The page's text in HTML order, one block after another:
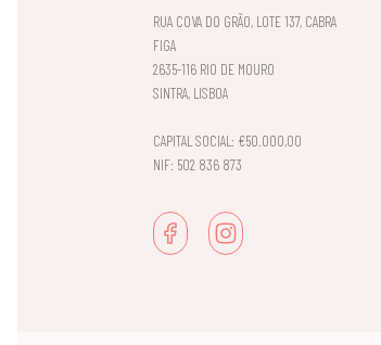
RUA COVA DO GRÃO, LOTE 137, CABRA
FIGA
2635-116 RIO DE MOURO
SINTRA, LISBOA
CAPITAL SOCIAL: €50.000,00
NIF: 502 836 873